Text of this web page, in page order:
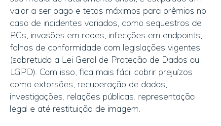
valor a ser pago e tetos máximos para prêmios no
caso de incidentes variados, como sequestros de
PCs, invasões em redes, infecções em endpoints,
falhas de conformidade com legislações vigentes
(sobretudo a Lei Geral de Proteção de Dados ou
LGPD). Com isso, fica mais fácil cobrir prejuízos
como extorsões, recuperação de dados,
investigações, relações públicas, representação
legal e até restituição de imagem.